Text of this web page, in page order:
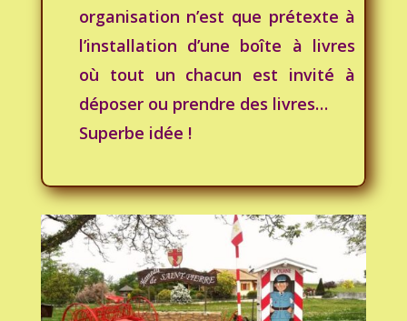
organisation n’est que prétexte à
l’installation d’une boîte à livres
où tout un chacun est invité à
déposer ou prendre des livres…
Superbe idée !